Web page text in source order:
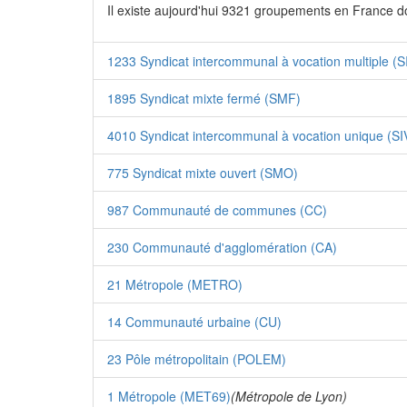
Il existe aujourd'hui 9321 groupements en France
1233 Syndicat intercommunal à vocation multiple
1895 Syndicat mixte fermé (SMF)
4010 Syndicat intercommunal à vocation unique
775 Syndicat mixte ouvert (SMO)
987 Communauté de communes (CC)
230 Communauté d'agglomération (CA)
21 Métropole (METRO)
14 Communauté urbaine (CU)
23 Pôle métropolitain (POLEM)
1 Métropole (MET69)(Métropole de Lyon)